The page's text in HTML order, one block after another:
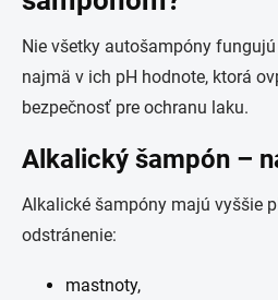
Nie všetky autošampóny
najmä v ich pH hodnote, ktorá
bezpečnosť pre ochranu laku.
Alkalický šampón –
Alkalické šampóny majú vyššie
odstránenie:
mastnoty,